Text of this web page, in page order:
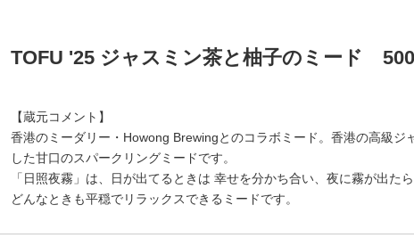
TOFU '25 ジャスミン茶と柚子のミード
【蔵元コメント】
香港のミーダリー・Howong Brewingとのコラボミード。香港の高級ジ
した甘口のスパークリングミードです。
「日照夜霧」は、日が出てるときは 幸せを分かち合い、夜に霧が出た
どんなときも平穏でリラックスできるミードです。